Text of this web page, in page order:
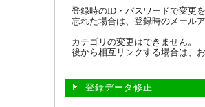
登録時のID・パスワードで変更
忘れた場合は、登録時のメール
カテゴリの変更はできません。
後から相互リンクする場合は、
登録データ修正